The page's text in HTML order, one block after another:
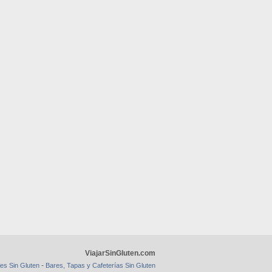
ViajarSinGluten.com
Sin Gluten - Bares, Tapas y Cafeterías Sin Gluten